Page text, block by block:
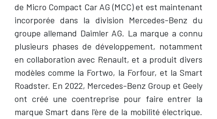
de Micro Compact Car AG (MCC) et est maintenant
incorporée dans la division Mercedes-Benz du
groupe allemand Daimler AG. La marque a connu
plusieurs phases de développement, notamment
en collaboration avec Renault, et a produit divers
modèles comme la Fortwo, la Forfour, et la Smart
Roadster. En 2022, Mercedes-Benz Group et Geely
ont créé une coentreprise pour faire entrer la
marque Smart dans l'ère de la mobilité électrique.